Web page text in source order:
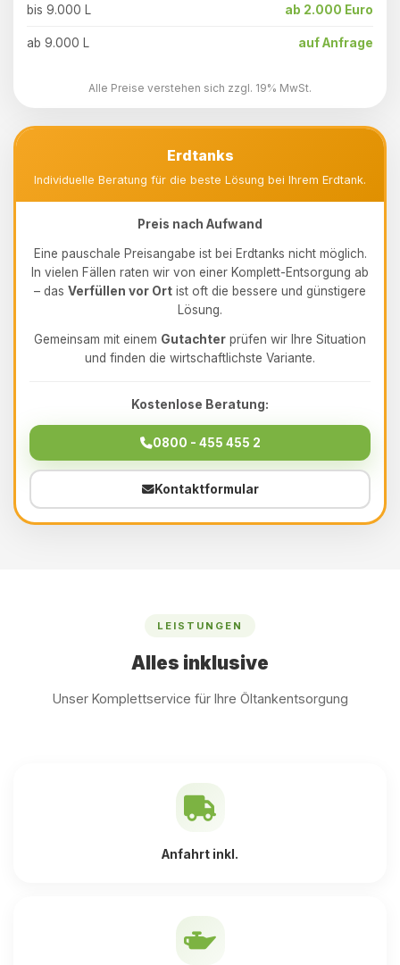
bis 9.000 L ab 2.000 Euro
ab 9.000 L auf Anfrage
Alle Preise verstehen sich zzgl. 19% MwSt.
Erdtanks
Individuelle Beratung für die beste Lösung bei Ihrem Erdtank.
Preis nach Aufwand
Eine pauschale Preisangabe ist bei Erdtanks nicht möglich.
In vielen Fällen raten wir von einer Komplett-Entsorgung ab
– das Verfüllen vor Ort ist oft die bessere und günstigere
Lösung.
Gemeinsam mit einem Gutachter prüfen wir Ihre Situation
und finden die wirtschaftlichste Variante.
Kostenlose Beratung:
0800 - 455 455 2
Kontaktformular
LEISTUNGEN
Alles inklusive
Unser Komplettservice für Ihre Öltankentsorgung
Anfahrt inkl.